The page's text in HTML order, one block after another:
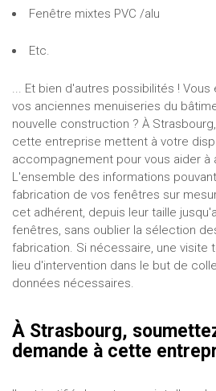
Fenêtre mixtes PVC /alu
Etc.
... Et bien d'autres possibilités !
vos anciennes menuiseries du
nouvelle construction ? À
cette entreprise mettent à votre
accompagnement pour vous aider à
L'ensemble des informations
fabrication de vos fenêtres sur
cet adhérent, depuis leur taille
fenêtres, sans oublier la sélection
fabrication. Si nécessaire, une visite
lieu d'intervention dans le but de
données nécessaires.
À Strasbourg,
demande à cette